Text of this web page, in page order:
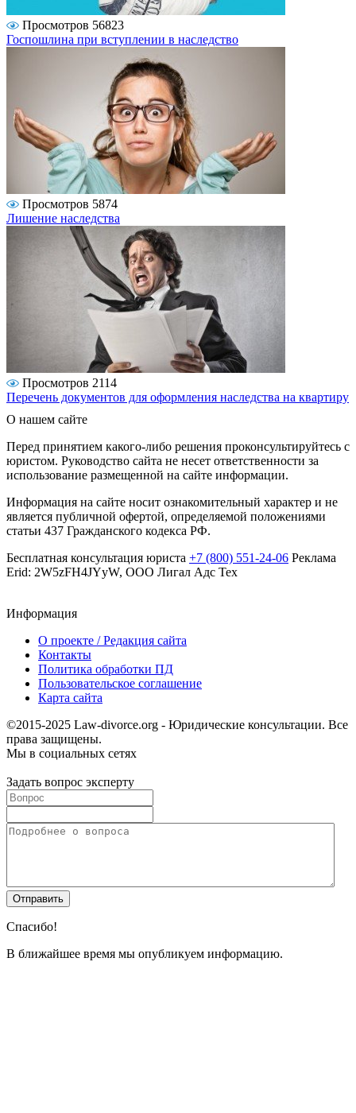
Просмотров 56823
Госпошлина при вступлении в наследство
Просмотров 5874
Лишение наследства
Просмотров 2114
Перечень документов для оформления наследства на квартиру
О нашем сайте
Перед принятием какого-либо решения проконсультируйтесь с
юристом. Руководство сайта не несет ответственности за
использование размещенной на сайте информации.
Информация на сайте носит ознакомительный характер и не
является публичной офертой, определяемой положениями
статьи 437 Гражданского кодекса РФ.
Бесплатная консультация юриста +7 (800) 551-24-06 Реклама
Erid: 2W5zFH4JYyW, ООО Лигал Адс Тех
Информация
О проекте / Редакция сайта
Контакты
Политика обработки ПД
Пользовательское соглашение
Карта сайта
©2015-2025 Law-divorce.org - Юридические консультации. Все
права защищены.
Мы в социальных сетях
Задать вопрос эксперту
Спасибо!
В ближайшее время мы опубликуем информацию.